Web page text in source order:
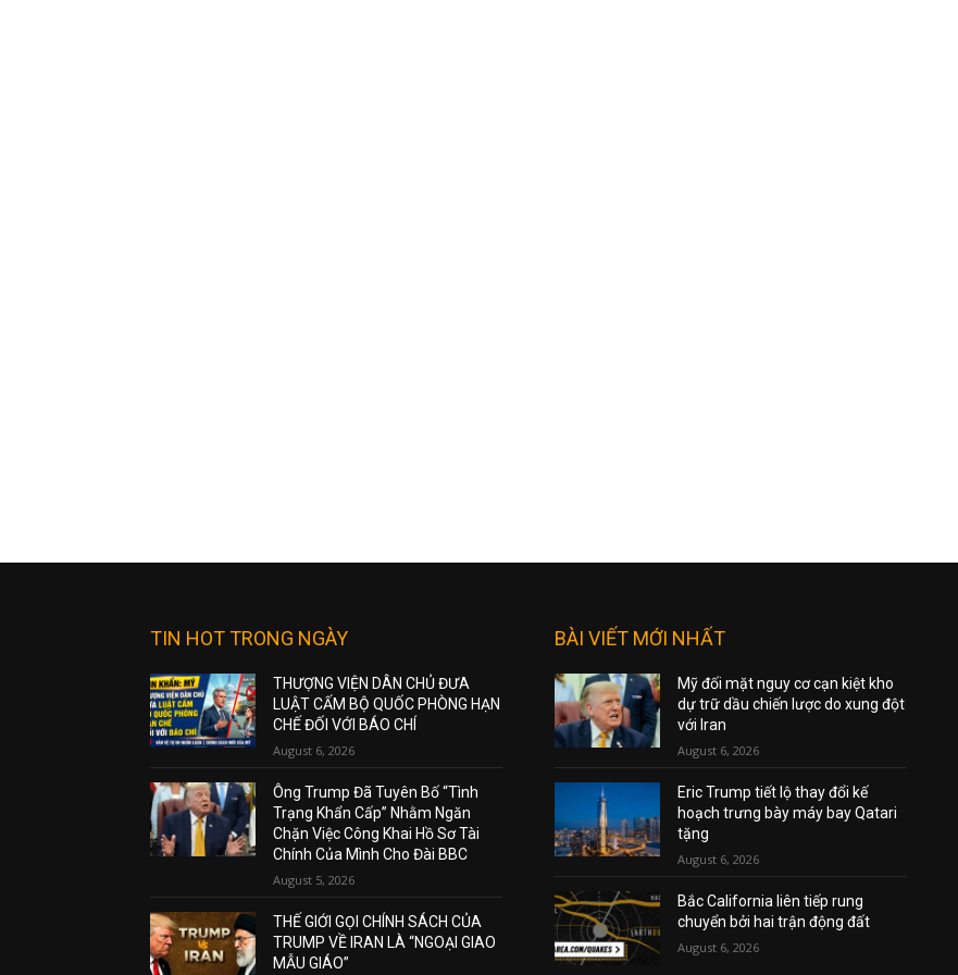
TIN HOT TRONG NGÀY
THƯỢNG VIỆN DÂN CHỦ ĐƯA
LUẬT CẤM BỘ QUỐC PHÒNG HẠN
CHẾ ĐỐI VỚI BÁO CHÍ
August 6, 2026
Ông Trump Đã Tuyên Bố “Tình
Trạng Khẩn Cấp” Nhằm Ngăn
Chặn Việc Công Khai Hồ Sơ Tài
Chính Của Mình Cho Đài BBC
August 5, 2026
THẾ GIỚI GỌI CHÍNH SÁCH CỦA
TRUMP VỀ IRAN LÀ “NGOẠI GIAO
MẪU GIÁO”
BÀI VIẾT MỚI NHẤT
Mỹ đối mặt nguy cơ cạn kiệt kho
dự trữ dầu chiến lược do xung đột
với Iran
August 6, 2026
Eric Trump tiết lộ thay đổi kế
hoạch trưng bày máy bay Qatari
tặng
August 6, 2026
Bắc California liên tiếp rung
chuyển bởi hai trận động đất
August 6, 2026